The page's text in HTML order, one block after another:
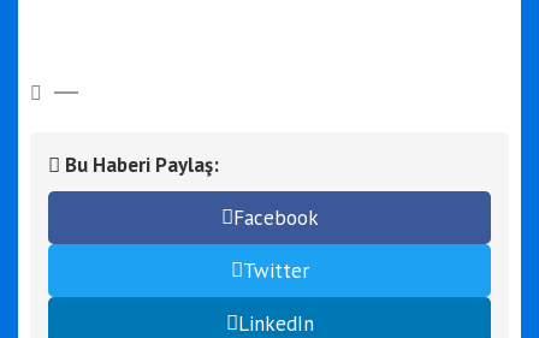
Bu Haberi Paylaş:
Facebook
Twitter
LinkedIn